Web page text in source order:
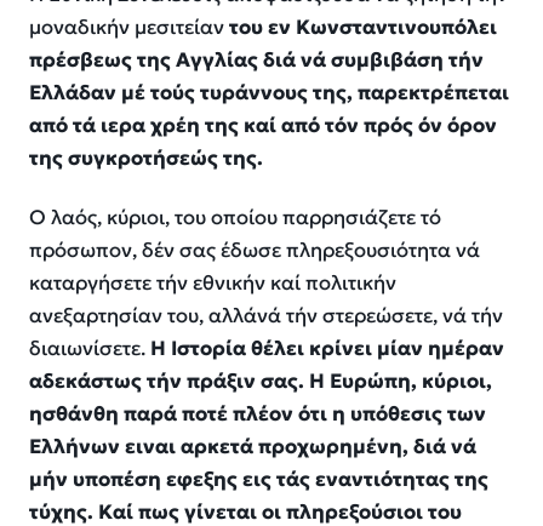
μοναδικήν μεσιτείαντου εν Κωνσταντινουπόλει
πρέσβεως της Αγγλίας διά νά συμβιβάση τήν
Ελλάδαν μέ τούς τυράννους της, παρεκτρέπεται
από τά ιερα χρέη της καί από τόν πρός όν όρον
της συγκροτήσεώς της.
Ο λαός, κύριοι, τουοποίου παρρησιάζετε τό
πρόσωπον, δέν σαςέδωσε πληρεξουσιότητα νά
καταργήσετε τήνεθνικήν καίπολιτικήν
ανεξαρτησίαν του,αλλάνάτήν στερεώσετε, νάτήν
διαιωνίσετε. Η Ιστορία θέλει κρίνει μίαν ημέραν
αδεκάστως τήν πράξιν σας. Η Ευρώπη, κύριοι,
ησθάνθη παρά ποτέ πλέον ότι η υπόθεσις των
Ελλήνων ειναι αρκετά προχωρημένη, διά νά
μήν υποπέση εφεξης εις τάς εναντιότητας της
τύχης. Καί πως γίνεται οι πληρεξούσιοι του